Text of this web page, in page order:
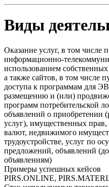
Виды
Оказание услуг, в том числе
информационно-
использованием
а также сайтов, в том числе
доступа к программам для
размещению и (или)
программ потребительской
объявлений о приобретении
услуг), имущественных
валют, недвижимого
трудоустройстве, услуг по
предложений, объявлений
объявлениям)
Примеры успешных кейсов
PIRS.ONLINE,